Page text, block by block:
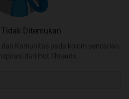
Ditemukan
Komunitas pada kolom pencarian.
dari Hot Threads.